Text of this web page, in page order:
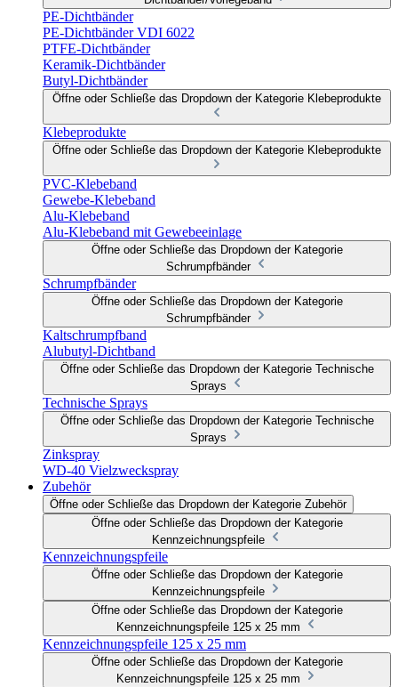
PE-Dichtbänder
PE-Dichtbänder VDI 6022
PTFE-Dichtbänder
Keramik-Dichtbänder
Butyl-Dichtbänder
Öffne oder Schließe das Dropdown der Kategorie Klebeprodukte
Klebeprodukte
Öffne oder Schließe das Dropdown der Kategorie Klebeprodukte
PVC-Klebeband
Gewebe-Klebeband
Alu-Klebeband
Alu-Klebeband mit Gewebeeinlage
Öffne oder Schließe das Dropdown der Kategorie
Schrumpfbänder
Schrumpfbänder
Öffne oder Schließe das Dropdown der Kategorie
Schrumpfbänder
Kaltschrumpfband
Alubutyl-Dichtband
Öffne oder Schließe das Dropdown der Kategorie Technische
Sprays
Technische Sprays
Öffne oder Schließe das Dropdown der Kategorie Technische
Sprays
Zinkspray
WD-40 Vielzweckspray
Zubehör
Öffne oder Schließe das Dropdown der Kategorie Zubehör
Öffne oder Schließe das Dropdown der Kategorie
Kennzeichnungspfeile
Kennzeichnungspfeile
Öffne oder Schließe das Dropdown der Kategorie
Kennzeichnungspfeile
Öffne oder Schließe das Dropdown der Kategorie
Kennzeichnungspfeile 125 x 25 mm
Kennzeichnungspfeile 125 x 25 mm
Öffne oder Schließe das Dropdown der Kategorie
Kennzeichnungspfeile 125 x 25 mm